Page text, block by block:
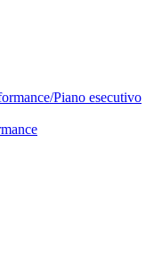
Piano esecutivo